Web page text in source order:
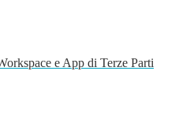
e App di Terze Parti